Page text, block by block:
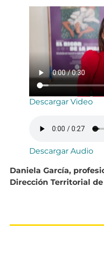
Descargar Video
Descargar Audio
Daniela García,
Dirección Territorial de